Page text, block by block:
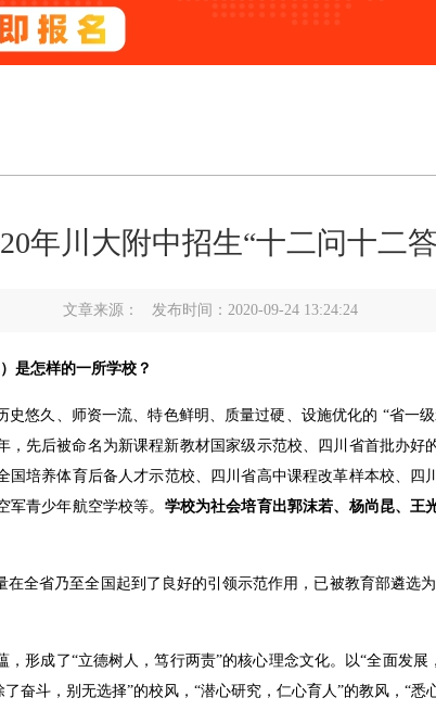
年川大附中招生“十二问十二
文章来源： 发布时间：2020-09-24 13:24:24
是怎样的一所学校？
史悠久、师资一流、特色鲜明、质量过硬、设施优化的 “省一
，先后被命名为新课程新教材国家级示范校、四川省首批办好
国培养体育后备人才示范校、四川省高中课程改革样本校、四
青少年航空学校等。 学校为社会培育出郭沫若、杨尚昆、王
在全省乃至全国起到了良好的引领示范作用，已被教育部遴选
形成了“立德树人，笃行两责”的核心理念文化。以“全面发展
奋斗，别无选择”的校风，“潜心研究，仁心育人”的教风，“悉